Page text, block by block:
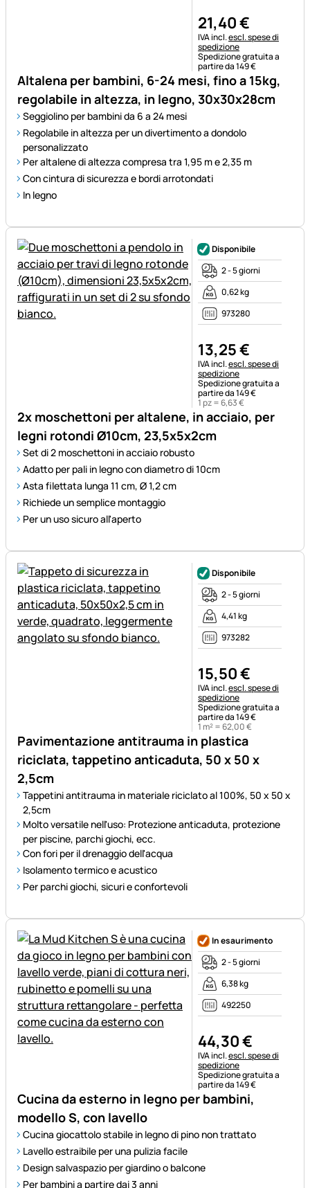
Altalena per bambini, 6-24 mesi, fino a 15kg,
regolabile in altezza, in legno, 30x30x28cm
Seggiolino per bambini da 6 a 24 mesi
Regolabile in altezza per un divertimento a dondolo
personalizzato
Per altalene di altezza compresa tra 1,95 m e 2,35 m
Con cintura di sicurezza e bordi arrotondati
In legno
21,40€
Informazioni fiscali:
IVA incl.escl. spese di
spedizione
Spedizione gratuita a
partire da 149 €
2x moschettoni per altalene, in acciaio, per
legni rotondi Ø10cm, 23,5x5x2cm
Set di 2 moschettoni in acciaio robusto
Adatto per pali in legno con diametro di 10cm
Asta filettata lunga 11 cm, Ø 1,2 cm
Richiede un semplice montaggio
Per un uso sicuro all'aperto
Disponibile
2 - 5 giorni
0,62 kg
973280
13,25€
Informazioni fiscali:
IVA incl.escl. spese di
spedizione
Spedizione gratuita a
partire da 149 €
1 pz = 6,63€
Pavimentazione antitrauma in plastica
riciclata, tappetino anticaduta, 50 x 50 x
2,5cm
Tappetini antitrauma in materiale riciclato al 100%, 50 x 50 x
2,5cm
Molto versatile nell'uso: Protezione anticaduta, protezione
per piscine, parchi giochi, ecc.
Con fori per il drenaggio dell'acqua
Isolamento termico e acustico
Per parchi giochi, sicuri e confortevoli
Disponibile
2 - 5 giorni
4,41 kg
973282
15,50€
Informazioni fiscali:
IVA incl.escl. spese di
spedizione
Spedizione gratuita a
partire da 149 €
1 m² = 62,00€
Cucina da esterno in legno per bambini,
modello S, con lavello
Cucina giocattolo stabile in legno di pino non trattato
Lavello estraibile per una pulizia facile
Design salvaspazio per giardino o balcone
Per bambini a partire dai 3 anni
In esaurimento
2 - 5 giorni
6,38 kg
492250
44,30€
Informazioni fiscali:
IVA incl.escl. spese di
spedizione
Spedizione gratuita a
partire da 149 €